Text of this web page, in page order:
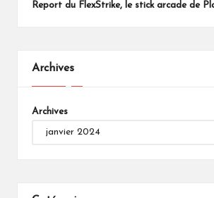
Report du FlexStrike, le stick arcade de
Archives
Archives